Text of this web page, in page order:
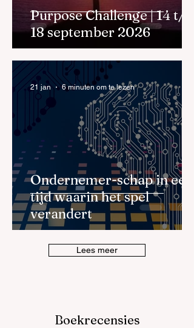
Purpose Challenge | 14 t/m
18 september 2026
Ondernemer-schap in een
tijd waarin het spel
verandert
21 jan 6 minuten om te lezen
Lees meer
Boekrecensies